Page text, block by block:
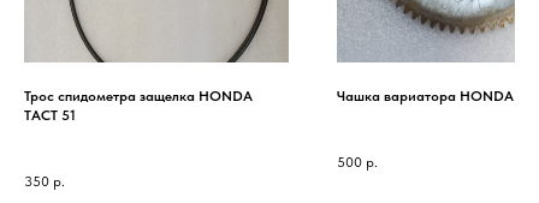
Трос спидометра защелка HONDA
TACT 51
350 р.
Чашка вариатора HONDA
500 р.